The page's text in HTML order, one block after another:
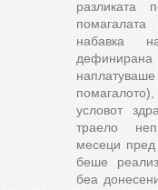
разликата
набавка
условот
траело
месеци пред
беше
беа